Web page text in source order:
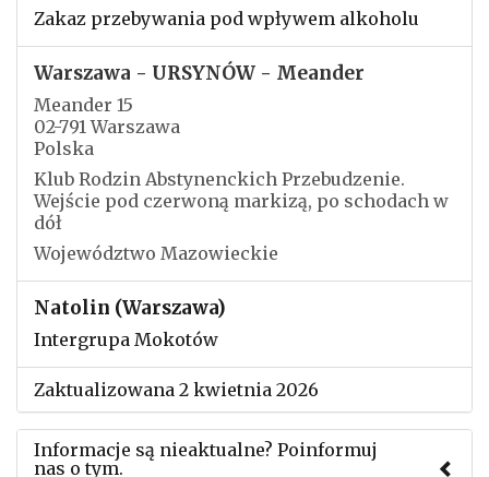
Zakaz przebywania pod wpływem alkoholu
Warszawa - URSYNÓW - Meander
Meander 15
02-791 Warszawa
Polska
Klub Rodzin Abstynenckich Przebudzenie.
Wejście pod czerwoną markizą, po schodach w
dół
Województwo Mazowieckie
Natolin (Warszawa)
Intergrupa Mokotów
Zaktualizowana 2 kwietnia 2026
Informacje są nieaktualne? Poinformuj
nas o tym.